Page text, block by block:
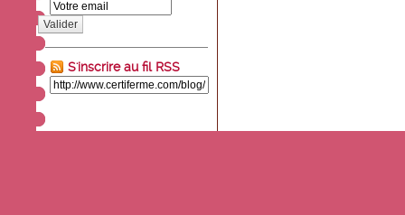
Valider
S'inscrire au fil RSS